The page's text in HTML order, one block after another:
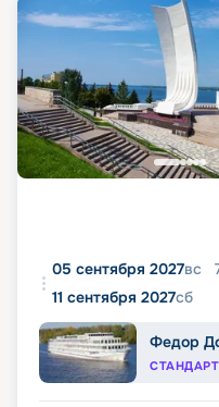
05 сентября 2027вс
11 сентября 2027сб
Федор
СТАНДАРТ